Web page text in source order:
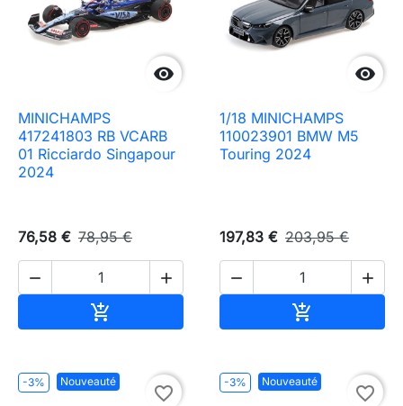

MINICHAMPS
417241803 RB VCARB
01 Ricciardo Singapour
2024
76,58 € 78,95 €
 


1/18 MINICHAMPS
110023901 BMW M5
Touring 2024
197,83 € 203,95 €
 

-3% Nouveauté
favorite_border
-3% Nouveauté
favorite_border